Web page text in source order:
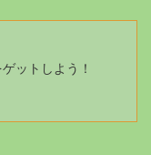
ットしよう！